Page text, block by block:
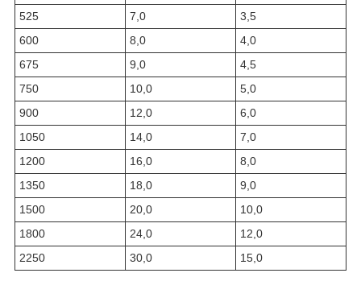
525
7,0
3,5
600
8,0
4,0
675
9,0
4,5
750
10,0
5,0
900
12,0
6,0
1050
14,0
7,0
1200
16,0
8,0
1350
18,0
9,0
1500
20,0
10,0
1800
24,0
12,0
2250
30,0 15,0